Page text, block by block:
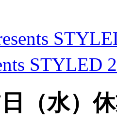
STYLED
日（水）